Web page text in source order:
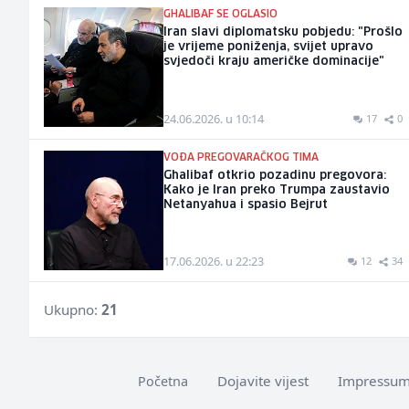
GHALIBAF SE OGLASIO
Iran slavi diplomatsku pobjedu: "Prošlo
je vrijeme poniženja, svijet upravo
svjedoči kraju američke dominacije"
24.06.2026. u 10:14 17 0
VOĐA PREGOVARAČKOG TIMA
Ghalibaf otkrio pozadinu pregovora:
Kako je Iran preko Trumpa zaustavio
Netanyahua i spasio Bejrut
17.06.2026. u 22:23 12 34
Ukupno: 21
Početna Dojavite vijest